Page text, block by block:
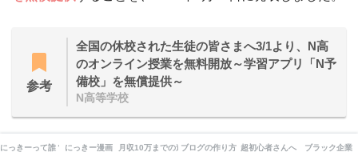
参考
全国の休校された生徒の皆さまへ3/1より、N高
のオンライン授業を無料開放～学習アプリ「N予
備校」を無償提供～
N高等学校
小学生にはもしかしたらちょっと難しいかもしれません
にっきーって誰？ にっきー漫画 月収10万までの道ブログの作り方 超初心者さんへ ブラック企業